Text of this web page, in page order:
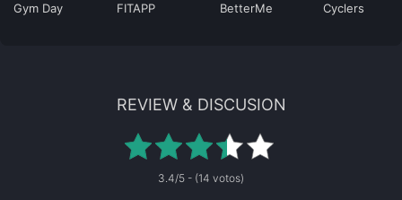
Gym Day FITAPP BetterMe Cyclers
REVIEW & DISCUSION
3.4/5 - (14 votos)